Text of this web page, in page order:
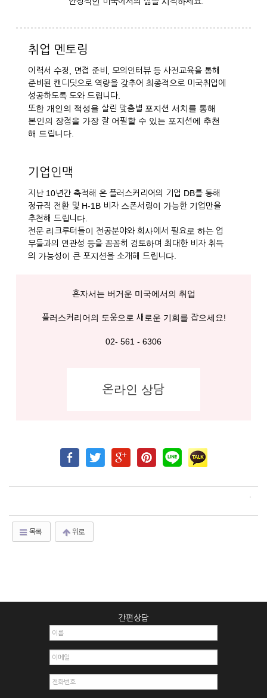
취업 멘토링
이력서 수정, 면접 준비, 모의인터뷰 등 사전교육을 통해
준비된 캔디딧으로 역량을 갖추어 최종적으로 미국취업에
성공하도록 도와 드립니다.
또한 개인의 적성을 살린 맞춤별 포지션 서치를 통해
본인의 장점을 가장 잘 어필할 수 있는 포지션에 추천
해 드립니다.
기업인맥
지난 10년간 축적해 온 플러스커리어의 기업 DB를 통해
정규직 전환 및 H-1B 비자 스폰서링이 가능한 기업만을
추천해 드립니다.
전문 리크루터들이 전공분야와 회사에서 필요로 하는 업
무들과의 연관성 등을 꼼꼼히 검토하여 최대한 비자 취득
의 가능성이 큰 포지션을 소개해 드립니다.
혼자서는 버거운 미국에서의 취업
플러스커리어의 도움으로 새로운 기회를 잡으세요!
02- 561 - 6306
온라인 상담
목록 위로
간편상담